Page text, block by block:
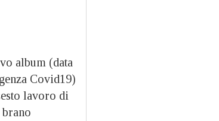
album (data
Covid19)
lavoro di